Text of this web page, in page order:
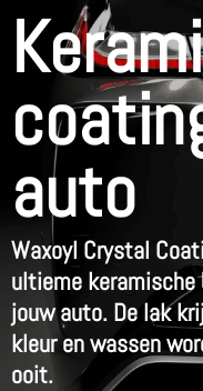
auto
Waxoyl Crystal
ultieme keramische
jouw auto. De lak
kleur en wassen
ooit.